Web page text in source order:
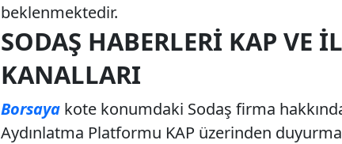
beklenmektedir.
SODAŞ HABERLERI KAP VE
KANALLARI
Borsaya kote konumdaki Sodaş firma
Aydınlatma Platformu KAP üzerinden